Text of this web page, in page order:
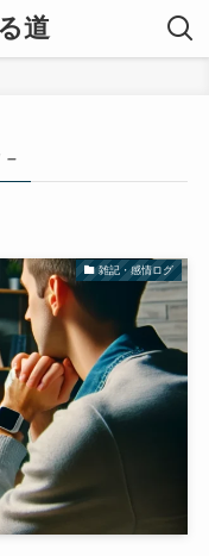
道
–
雑記・感情ログ